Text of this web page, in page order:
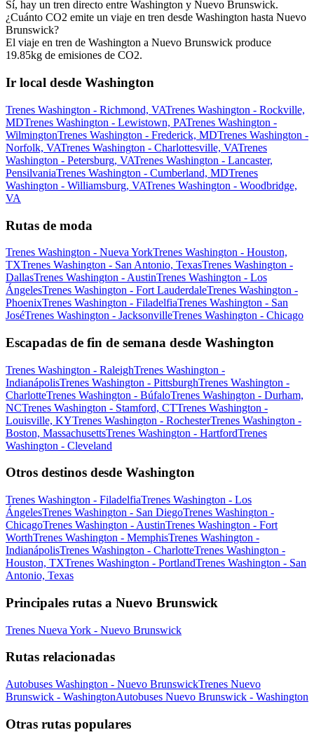
Sí, hay un tren directo entre Washington y Nuevo Brunswick.
¿Cuánto CO2 emite un viaje en tren desde Washington hasta Nuevo
Brunswick?
El viaje en tren de Washington a Nuevo Brunswick produce
19.85kg de emisiones de CO2.
Ir local desde Washington
Trenes Washington - Richmond, VATrenes Washington - Rockville,
MDTrenes Washington - Lewistown, PATrenes Washington -
WilmingtonTrenes Washington - Frederick, MDTrenes Washington -
Norfolk, VATrenes Washington - Charlottesville, VATrenes
Washington - Petersburg, VATrenes Washington - Lancaster,
PensilvaniaTrenes Washington - Cumberland, MDTrenes
Washington - Williamsburg, VATrenes Washington - Woodbridge,
VA
Rutas de moda
Trenes Washington - Nueva YorkTrenes Washington - Houston,
TXTrenes Washington - San Antonio, TexasTrenes Washington -
DallasTrenes Washington - AustinTrenes Washington - Los
ÁngelesTrenes Washington - Fort LauderdaleTrenes Washington -
PhoenixTrenes Washington - FiladelfiaTrenes Washington - San
JoséTrenes Washington - JacksonvilleTrenes Washington - Chicago
Escapadas de fin de semana desde Washington
Trenes Washington - RaleighTrenes Washington -
IndianápolisTrenes Washington - PittsburghTrenes Washington -
CharlotteTrenes Washington - BúfaloTrenes Washington - Durham,
NCTrenes Washington - Stamford, CTTrenes Washington -
Louisville, KYTrenes Washington - RochesterTrenes Washington -
Boston, MassachusettsTrenes Washington - HartfordTrenes
Washington - Cleveland
Otros destinos desde Washington
Trenes Washington - FiladelfiaTrenes Washington - Los
ÁngelesTrenes Washington - San DiegoTrenes Washington -
ChicagoTrenes Washington - AustinTrenes Washington - Fort
WorthTrenes Washington - MemphisTrenes Washington -
IndianápolisTrenes Washington - CharlotteTrenes Washington -
Houston, TXTrenes Washington - PortlandTrenes Washington - San
Antonio, Texas
Principales rutas a Nuevo Brunswick
Trenes Nueva York - Nuevo Brunswick
Rutas relacionadas
Autobuses Washington - Nuevo BrunswickTrenes Nuevo
Brunswick - WashingtonAutobuses Nuevo Brunswick - Washington
Otras rutas populares